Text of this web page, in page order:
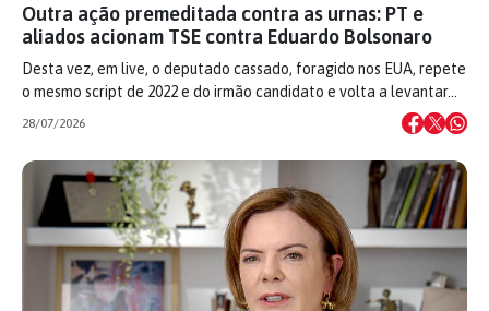
Outra ação premeditada contra as urnas: PT e
aliados acionam TSE contra Eduardo Bolsonaro
Desta vez, em live, o deputado cassado, foragido nos EUA, repete
o mesmo script de 2022 e do irmão candidato e volta a levantar…
28/07/2026